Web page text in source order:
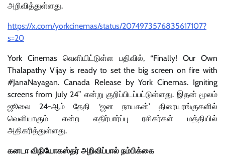
அறிவித்துள்ளது.
https://x.com/yorkcinemas/status/2074973576835617107?
s=20
York Cinemas வெளியிட்டுள்ள பதிவில், “Finally! Our Own
Thalapathy Vijay is ready to set the big screen on fire with
#JanaNayagan. Canada Release by York Cinemas. Igniting
screens from July 24” என்று குறிப்பிடப்பட்டுள்ளது. இதன் மூலம்
ஜூலை 24-ஆம் தேதி ‘ஜன நாயகன்’ திரையரங்குகளில்
வெளியாகும் என்ற எதிர்பார்ப்பு ரசிகர்கள் மத்தியில்
அதிகரித்துள்ளது.
கனடா விநியோகஸ்தர் அறிவிப்பால் நம்பிக்கை